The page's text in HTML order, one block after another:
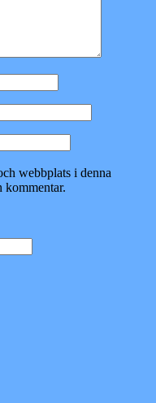
webbplats i denna
kommentar.